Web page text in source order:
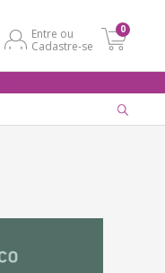
Entre ou
Cadastre-se
0